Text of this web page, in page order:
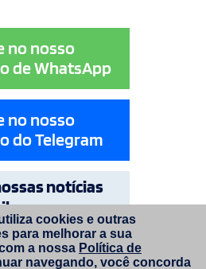
no nosso
de WhatsApp
no nosso
do Telegram
notícias
OK
cookies e outras
para melhorar a sua
a nossa Política de
navegando, você concorda